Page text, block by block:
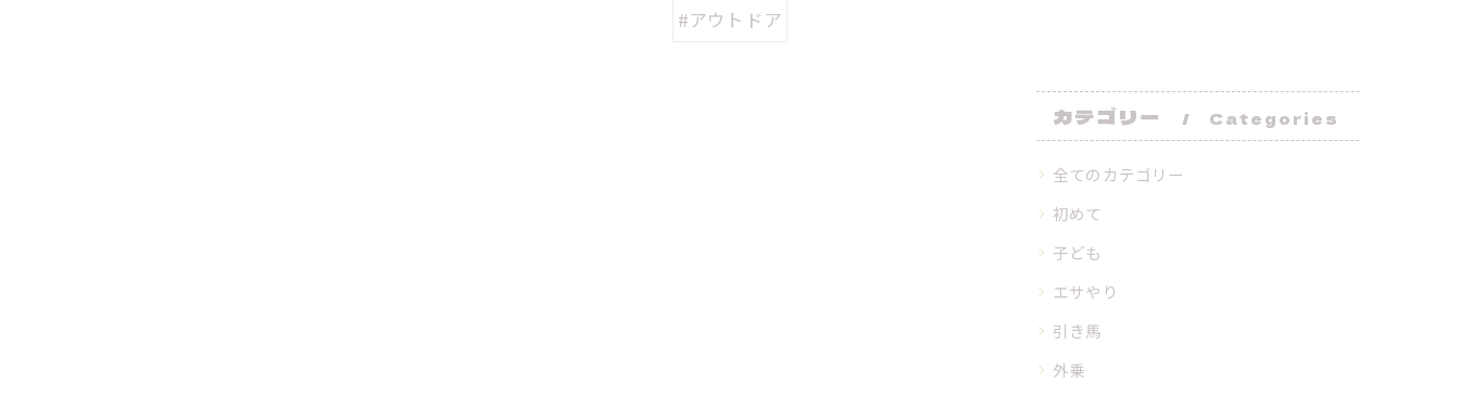
#アウトドア
カテゴリー Categories
全てのカテゴリー
初めて
子ども
エサやり
引き馬
外乗